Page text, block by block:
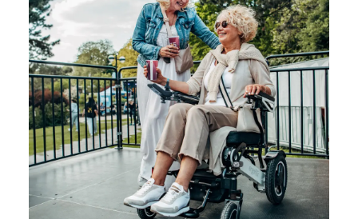
Elektrorollstuhl von ergoflix Dein
persönlicher Testsieger wird. Rollstuhlvergleich: So
findest Du das passende Modell für Dich Bevor Du […]